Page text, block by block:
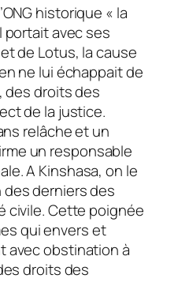
historique « la
portait avec ses
de Lotus, la cause
ne lui échappait de
des droits des
de la justice.
relâche et un
un responsable
A Kinshasa, on le
des derniers des
civile. Cette poignée
qui envers et
obstination à
droits des